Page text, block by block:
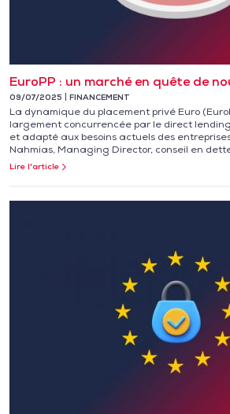
EuroPP : un marché en quête de
09/07/2025 FINANCEMENT
La dynamique du placement privé Euro
largement concurrencée par le direct
et adapté aux besoins actuels des
Nahmias, Managing Director, conseil en
Lire l'article